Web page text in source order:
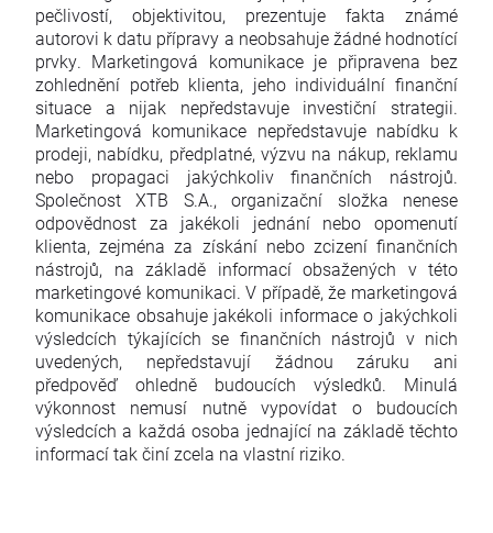
pečlivostí, objektivitou, prezentuje fakta známé
autorovi k datu přípravy a neobsahuje žádné hodnotící
prvky. Marketingová komunikace je připravena bez
zohlednění potřeb klienta, jeho individuální finanční
situace a nijak nepředstavuje investiční strategii.
Marketingová komunikace nepředstavuje nabídku k
prodeji, nabídku, předplatné, výzvu na nákup, reklamu
nebo propagaci jakýchkoliv finančních nástrojů.
Společnost XTB S.A., organizační složka nenese
odpovědnost za jakékoli jednání nebo opomenutí
klienta, zejména za získání nebo zcizení finančních
nástrojů, na základě informací obsažených v této
marketingové komunikaci. V případě, že marketingová
komunikace obsahuje jakékoli informace o jakýchkoli
výsledcích týkajících se finančních nástrojů v nich
uvedených, nepředstavují žádnou záruku ani
předpověď ohledně budoucích výsledků. Minulá
výkonnost nemusí nutně vypovídat o budoucích
výsledcích a každá osoba jednající na základě těchto
informací tak činí zcela na vlastní riziko.